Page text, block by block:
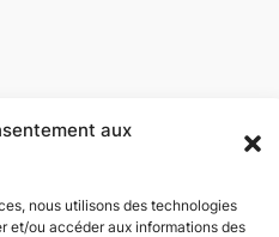
aux
nous utilisons des technologies
et/ou accéder aux informations des